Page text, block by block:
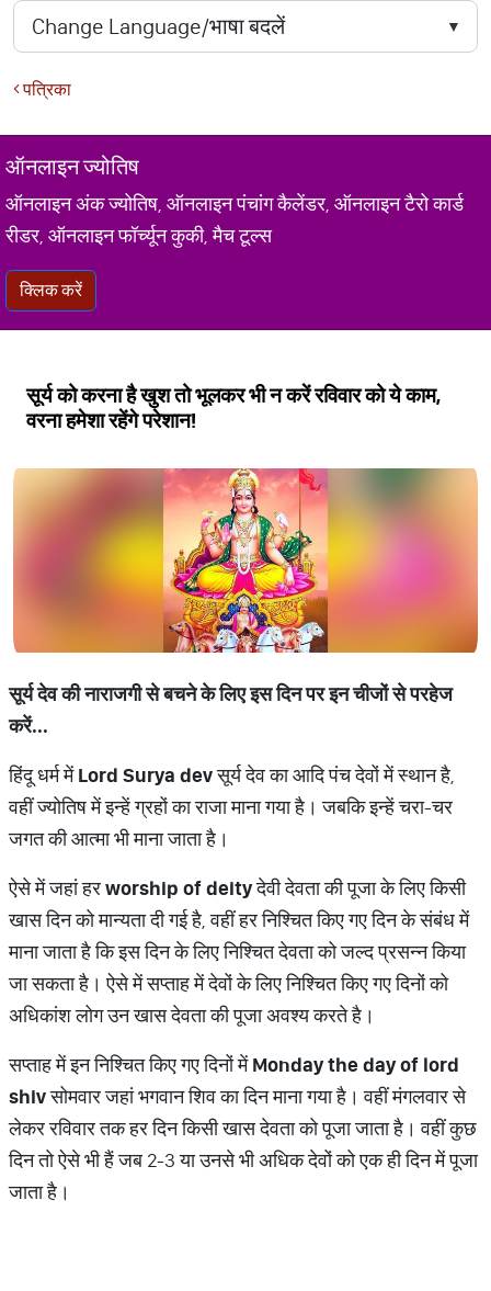
पत्रिका
ऑनलाइन ज्योतिष
ऑनलाइन अंक ज्योतिष, ऑनलाइन पंचांग कैलेंडर, ऑनलाइन टैरो कार्ड
रीडर, ऑनलाइन फॉर्च्यून कुकी, मैच टूल्स
क्लिक करें
सूर्य को करना है खुश तो भूलकर भी न करें रविवार को ये काम,
वरना हमेशा रहेंगे परेशान!
सूर्य देव की नाराजगी से बचने के लिए इस दिन पर इन चीजों से परहेज
करें...
हिंदू धर्म मेंLord Surya devसूर्य देव का आदि पंच देवों में स्थान है,
वहीं ज्योतिष में इन्हें ग्रहों का राजा माना गया है। जबकि इन्हें चरा-चर
जगत की आत्मा भी माना जाता है।
ऐसे में जहां हरworship of deityदेवी देवता की पूजा के लिए किसी
खास दिन को मान्यता दी गई है, वहीं हर निश्चित किए गए दिन के संबंध में
माना जाता है कि इस दिन के लिए निश्चित देवता को जल्द प्रसन्न किया
जा सकता है। ऐसे में सप्ताह में देवों के लिए निश्चित किए गए दिनों को
अधिकांश लोग उन खास देवता की पूजा अवश्य करते है।
सप्ताह में इन निश्चित किए गए दिनों मेंMonday the day of lord
shivसोमवार जहां भगवान शिव का दिन माना गया है। वहीं मंगलवार से
लेकर रविवार तक हर दिन किसी खास देवता को पूजा जाता है। वहीं कुछ
दिन तो ऐसे भी हैं जब 2-3 या उनसे भी अधिक देवों को एक ही दिन में पूजा
जाता है।